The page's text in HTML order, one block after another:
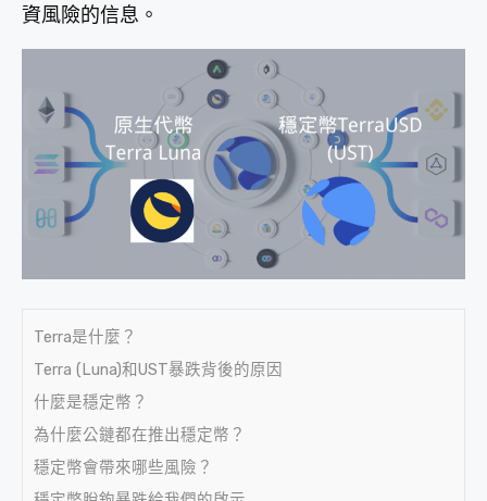
資風險的信息。
Terra是什麼？
Terra (Luna)和UST暴跌背後的原因
什麼是穩定幣？
為什麼公鏈都在推出穩定幣？
穩定幣會帶來哪些風險？